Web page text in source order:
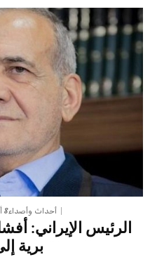
أحداث وأصداء8 أغسطس، 2026
الرئيس الإيراني:
برية